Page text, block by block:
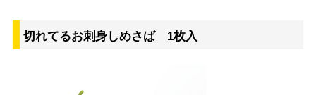
切れてるお刺身しめさば 1枚入